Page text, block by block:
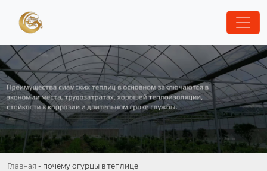
Главная - почему огурцы в теплице